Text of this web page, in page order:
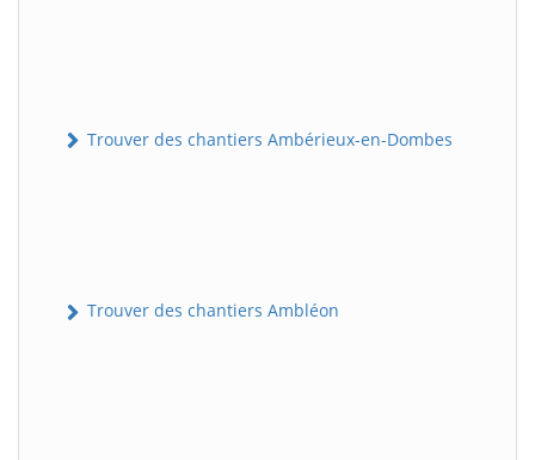
Trouver des chantiers Ambérieux-en-Dombes
Trouver des chantiers Ambléon